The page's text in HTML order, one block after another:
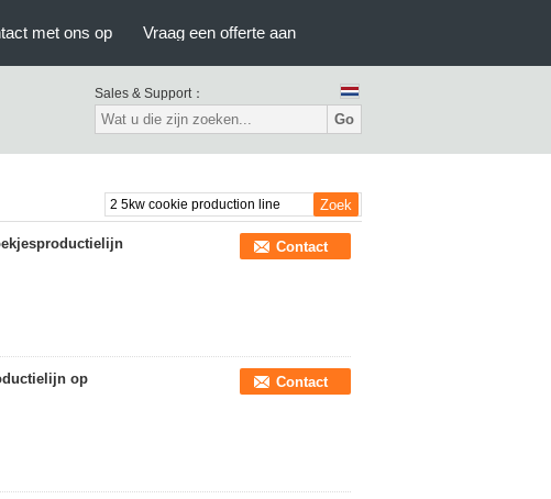
met ons op Vraag een offerte aan
Sales & Support：
Go
Contact
op Contact